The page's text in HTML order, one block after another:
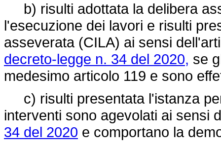
b) risulti adottata la delibera
l'esecuzione dei lavori e risulti
asseverata (CILA) ai sensi
decreto-legge n. 34 del 2020, se
medesimo articolo 119 e sono
c) risulti presentata l'istanza
interventi sono agevolati ai sensi
34 del 2020 e comportano la